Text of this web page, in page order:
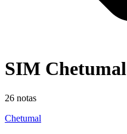
SIM Chetumal
26 notas
Chetumal